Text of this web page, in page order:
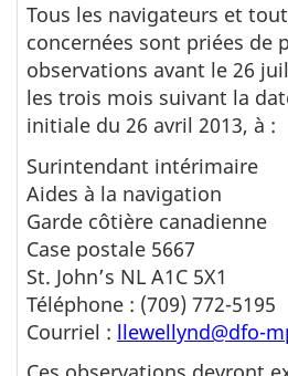
Tous les navigateurs et
concernées sont priées de
observations avant le 26
les trois mois suivant la
initiale du 26 avril 2013, à :
Surintendant intérimaire
Aides à la navigation
Garde côtière canadienne
Case postale 5667
St. John’s NL A1C 5X1
Téléphone : (709) 772-5195
Courriel : llewellynd@dfo-